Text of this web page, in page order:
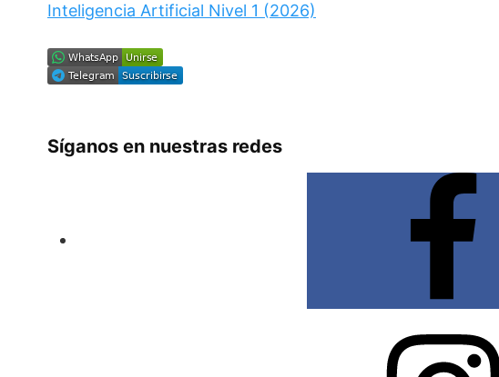
Inteligencia Artificial Nivel 1 (2026)
Síganos en nuestras redes